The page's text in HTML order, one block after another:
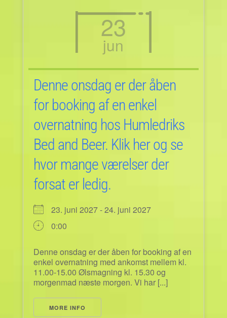
23
jun
Denne onsdag er der åben
for booking af en enkel
overnatning hos Humledriks
Bed and Beer. Klik her og se
hvor mange værelser der
forsat er ledig.
23. juni 2027 - 24. juni 2027
0:00
Denne onsdag er der åben for booking af en
enkel overnatning med ankomst mellem kl.
11.00-15.00 Ølsmagning kl. 15.30 og
morgenmad næste morgen. Vi har [...]
MORE INFO